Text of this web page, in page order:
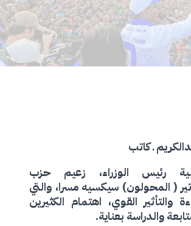
ـ كاتب
رئيس الوزراء، زعيم حزب
( المحولون) سيكسيه مسرا، والتي
والتأثير القوي، اهتمام الكثيرين
والدراسة بعناية.